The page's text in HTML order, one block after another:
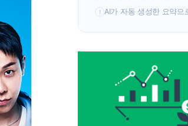
! AI가 자동 생성한 요약으